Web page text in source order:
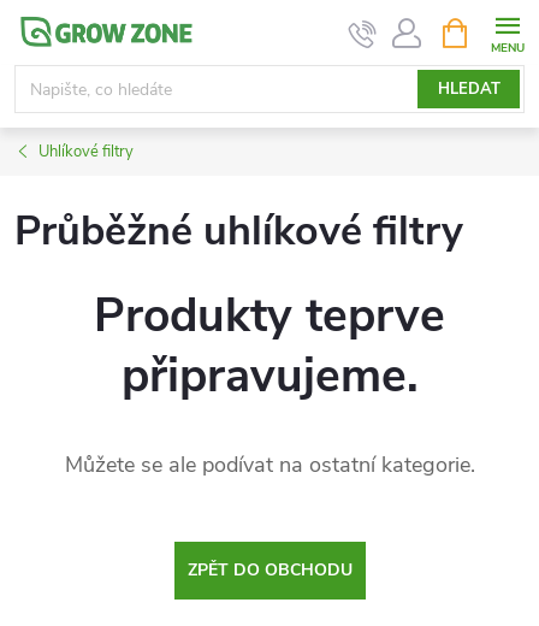
Přejít
obsah
HLEDAT
NÁKUPNÍ
KOŠÍK
Uhlíkové filtry
Průběžné uhlíkové filtry
Produkty teprve
připravujeme.
Můžete se ale podívat na ostatní kategorie.
ZPĚT DO OBCHODU